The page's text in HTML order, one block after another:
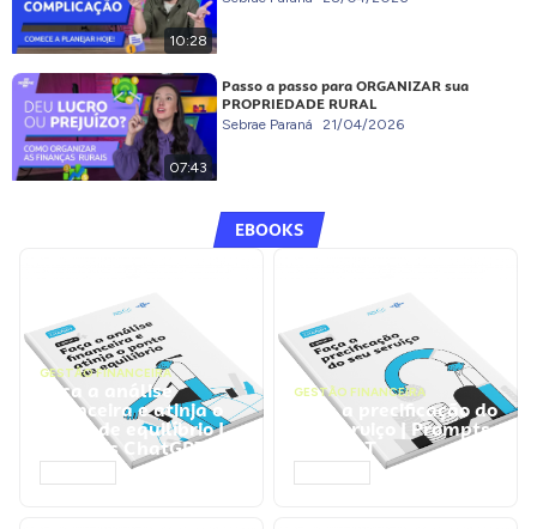
10:28
07:43
Passo a passo para ORGANIZAR sua
PROPRIEDADE RURAL
Sebrae Paraná 21/04/2026
EBOOKS
GESTÃO FINANCEIRA
Faça a análise
financeira e atinja o
ponto de equilíbrio |
Prompts ChatGPT
GESTÃO FINANCEIRA
Faça a precificação do
seu serviço | Prompts
ChatGPT